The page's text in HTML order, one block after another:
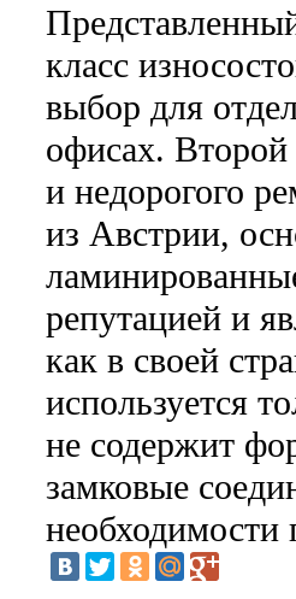
класс
выбор для
офисах. Второй
и недорогого
из Австрии,
репутацией и
как в своей
используется
не содержит
замковые
необходимости